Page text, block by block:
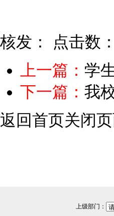
核发： 点击数
上一篇： 学
下一篇： 我
返回首页关闭
上级部门：